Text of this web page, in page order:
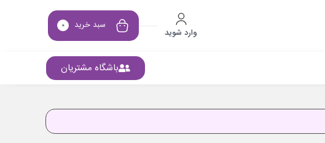
وارد شوید
سبد خرید 0
باشگاه مشتریان